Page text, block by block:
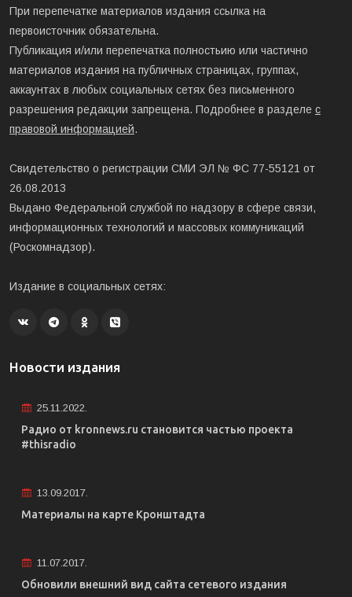
При перепечатке материалов издания ссылка на
первоисточник обязательна.
Публикация и/или перепечатка полностьию или частично
материалов издания на публичных страницах, группах,
аккаунтах в любых социальных сетях без письменного
разрешения редакции запрещена. Подробнее в разделе с
правовой информацией.
Свидетельство о регистрации СМИ ЭЛ № ФС 77-55121 от
26.08.2013
Выдано Федеральной службой по надзору в сфере связи,
информационных технологий и массовых коммуникаций
(Роскомнадзор).
Издание в социальных сетях:
Новости издания
25.11.2022.
Радио от kronnews.ru становится частью проекта
#thisradio
13.09.2017.
Материалы на карте Кронштадта
11.07.2017.
Обновили внешний вид сайта сетевого издания